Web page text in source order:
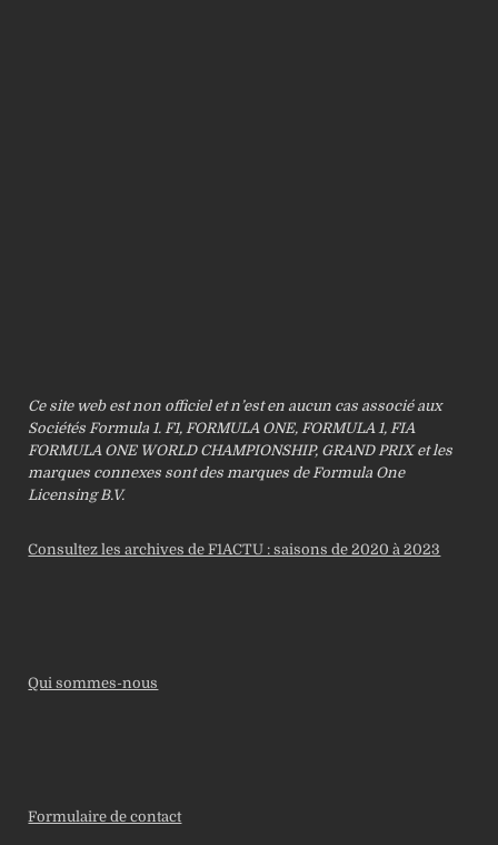
Ce site web est non officiel et n’est en aucun cas associé aux
Sociétés Formula 1. F1, FORMULA ONE, FORMULA 1, FIA
FORMULA ONE WORLD CHAMPIONSHIP, GRAND PRIX et les
marques connexes sont des marques de Formula One
Licensing B.V.
Consultez les archives de F1ACTU : saisons de 2020 à 2023
Qui sommes-nous
Formulaire de contact